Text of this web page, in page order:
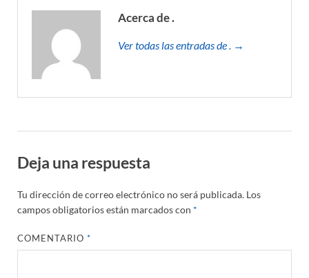
Acerca de .
Ver todas las entradas de . →
Deja una respuesta
Tu dirección de correo electrónico no será publicada. Los
campos obligatorios están marcados con *
COMENTARIO*